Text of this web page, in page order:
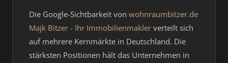
Die Google-Sichtbarkeit von wohnraumbitzer.de
Majk Bitzer - Ihr Immobilienmakler verteilt sich
auf mehrere Kernmärkte in Deutschland. Die
stärksten Positionen hält das Unternehmen in